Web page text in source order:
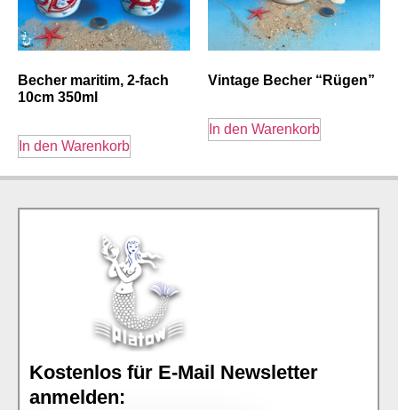
Becher maritim, 2-fach
10cm 350ml
In den Warenkorb
Vintage Becher “Rügen”
In den Warenkorb
Kostenlos für E-Mail Newsletter
anmelden: